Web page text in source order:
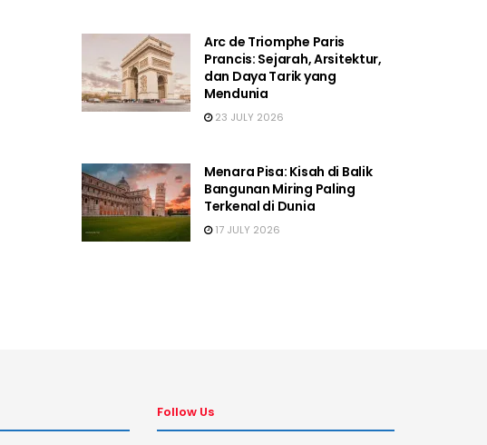
Arc de Triomphe Paris
Prancis: Sejarah, Arsitektur,
dan Daya Tarik yang
Mendunia
23 JULY 2026
Menara Pisa: Kisah di Balik
Bangunan Miring Paling
Terkenal di Dunia
17 JULY 2026
Follow Us